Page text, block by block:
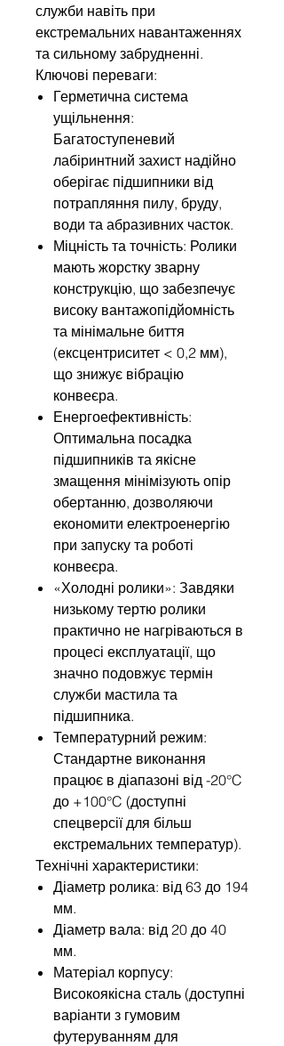
служби навіть при
екстремальних навантаженнях
та сильному забрудненні.
Ключові переваги:
Герметична система
ущільнення:
Багатоступеневий
лабіринтний захист надійно
оберігає підшипники від
потрапляння пилу, бруду,
води та абразивних часток.
Міцність та точність: Ролики
мають жорстку зварну
конструкцію, що забезпечує
високу вантажопідйомність
та мінімальне биття
(ексцентриситет < 0,2 мм),
що знижує вібрацію
конвеєра.
Енергоефективність:
Оптимальна посадка
підшипників та якісне
змащення мінімізують опір
обертанню, дозволяючи
економити електроенергію
при запуску та роботі
конвеєра.
«Холодні ролики»: Завдяки
низькому тертю ролики
практично не нагріваються в
процесі експлуатації, що
значно подовжує термін
служби мастила та
підшипника.
Температурний режим:
Стандартне виконання
працює в діапазоні від -20°C
до +100°C (доступні
спецверсії для більш
екстремальних температур).
Технічні характеристики:
Діаметр ролика: від 63 до 194
мм.
Діаметр вала: від 20 до 40
мм.
Матеріал корпусу:
Високоякісна сталь (доступні
варіанти з гумовим
футеруванням для